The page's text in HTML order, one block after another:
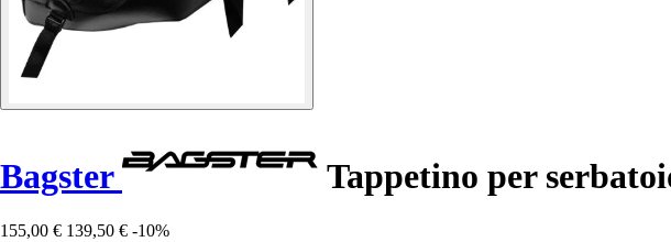
Bagster Tappetino per
155,00 € 139,50 € -10%